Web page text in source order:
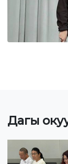
Менеджмент
Туризм
Дарылоо иши
Онлайн
ИЛИМ
Дагы